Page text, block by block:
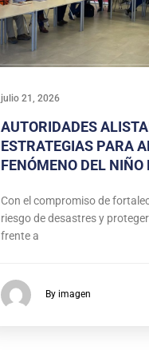
julio 21, 2026
AUTORIDADES
ESTRATEGIAS PARA
FENÓMENO DEL NIÑO
Con el compromiso de
riesgo de desastres y
frente a
By imagen